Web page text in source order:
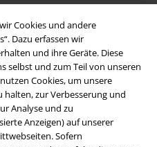
Cookies und andere
Dazu erfassen wir
und ihre Geräte. Diese
selbst und zum Teil von unseren
Cookies, um unsere
halten, zur Verbesserung und
Analyse und zu
Anzeigen) auf unserer
Sofern
App
EMP App runter und genieße
und Vorteile!